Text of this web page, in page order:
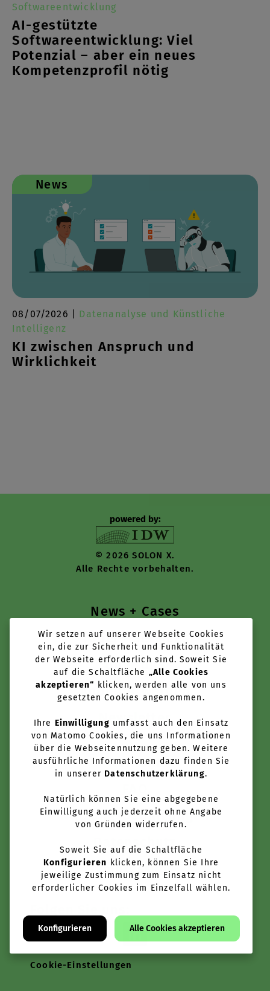
Softwareentwicklung
AI-gestützte
Softwareentwicklung: Viel
Potenzial – aber ein neues
Kompetenzprofil nötig
News
08/07/2026 | Datenanalyse und Künstliche
Intelligenz
KI zwischen Anspruch und
Wirklichkeit
News + Cases
Tools + Services
Über uns
Anbieter werden
Newsletter
Kontakt
Nutzungsbedingungen
Datenschutz
Impressum
Cookie-Einstellungen
powered by:
© 2026 SOLON X.
Alle Rechte vorbehalten.
Wir setzen auf unserer Webseite Cookies
ein, die zur Sicherheit und Funktionalität
der Webseite erforderlich sind. Soweit Sie
auf die Schaltfläche „Alle Cookies
akzeptieren“ klicken, werden alle von uns
gesetzten Cookies angenommen.
Ihre Einwilligung umfasst auch den Einsatz
von Matomo Cookies, die uns Informationen
über die Webseitennutzung geben. Weitere
ausführliche Informationen dazu finden Sie
in unserer Datenschutzerklärung.
Natürlich können Sie eine abgegebene
Einwilligung auch jederzeit ohne Angabe
von Gründen widerrufen.
Soweit Sie auf die Schaltfläche
Konfigurieren klicken, können Sie Ihre
jeweilige Zustimmung zum Einsatz nicht
erforderlicher Cookies im Einzelfall wählen.
Konfigurieren Alle Cookies akzeptieren